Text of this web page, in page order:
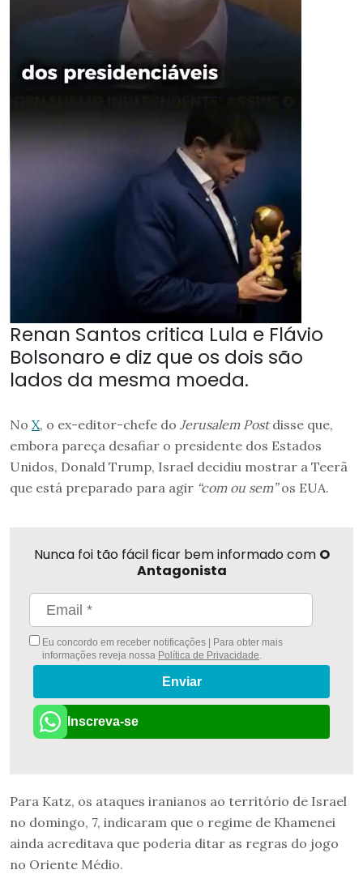
Renan Santos critica Lula e Flávio
Bolsonaro e diz que os dois são
lados da mesma moeda.
No X, o ex-editor-chefe do Jerusalem Postdisse que,
embora pareça desafiar o presidente dos Estados
Unidos, Donald Trump, Israel decidiu mostrar a Teerã
que está preparado para agir “com ou sem”os EUA.
Nunca foi tão fácil ficar bem informado com O
Antagonista
Eu concordo em receber notificações | Para obter mais
informações reveja nossa Política de Privacidade.
Enviar
Inscreva-se
Para Katz, os ataques iranianos ao território de Israel
no domingo, 7, indicaram que o regime de Khamenei
ainda acreditava que poderia ditar as regras do jogo
no Oriente Médio.